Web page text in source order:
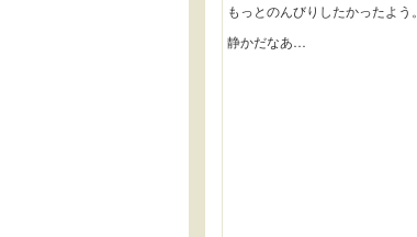
もっとのんびりしたかったよう。
静かだなあ…